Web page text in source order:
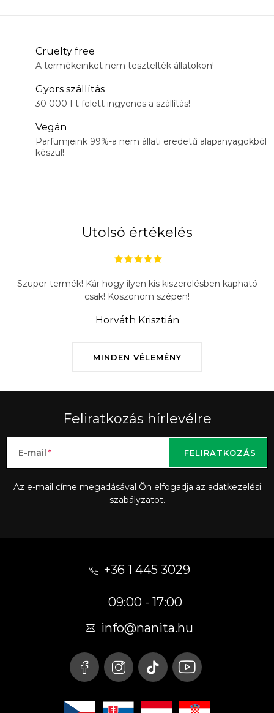
Cruelty free
A termékeinket nem tesztelték állatokon!
Gyors szállítás
30 000 Ft felett ingyenes a szállítás!
Vegán
Parfümjeink 99%-a nem állati eredetű alapanyagokból
készül!
Utolsó értékelés
MINDEN VÉLEMÉNY
Szuper termék! Kár hogy ilyen kis kiszerelésben kapható
csak! Köszönöm szépen!
Horváth Krisztián
Feliratkozás hírlevélre
E-mail
Az e-mail címe megadásával Ön elfogadja az adatkezelési
szabályzatot.
FELIRATKOZÁS
+36 1 445 3029
09:00 - 17:00
info@nanita.hu